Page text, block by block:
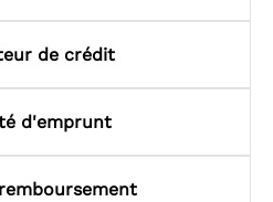
de crédit
d'emprunt